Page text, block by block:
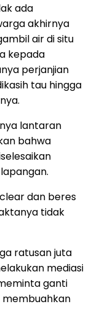
ada
akhirnya
air di situ
kepada
perjanjian
tau hingga
lantaran
bahwa
dan beres
tidak
ratusan juta
mediasi
ganti
membuahkan